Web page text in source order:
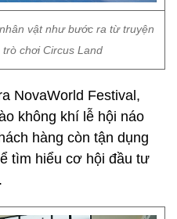
vật như bước ra từ truyện
chơi Circus Land
NovaWorld Festival,
không khí lễ hội náo
hàng còn tận dụng
tìm hiểu cơ hội đầu tư